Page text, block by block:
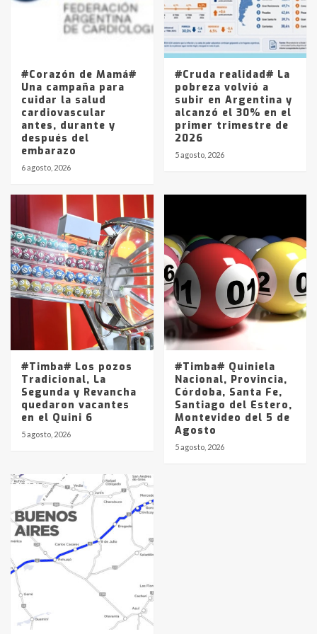
Los precios de los combustibles en
La Pampa, desde YPF hasta Axion
entre 857 a 1338 pesos
#Corazón de Mamá#
Una campaña para
cuidar la salud
cardiovascular
antes, durante y
después del
embarazo
6 agosto, 2026
#Cruda realidad# La
pobreza volvió a
subir en Argentina y
alcanzó el 30% en el
primer trimestre de
2026
5 agosto, 2026
#Timba# Los pozos
Tradicional, La
Segunda y Revancha
quedaron vacantes
en el Quini 6
5 agosto, 2026
#Timba# Quiniela
Nacional, Provincia,
Córdoba, Santa Fe,
Santiago del Estero,
Montevideo del 5 de
Agosto
5 agosto, 2026